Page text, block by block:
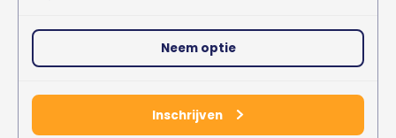
Neem optie
Inschrijven